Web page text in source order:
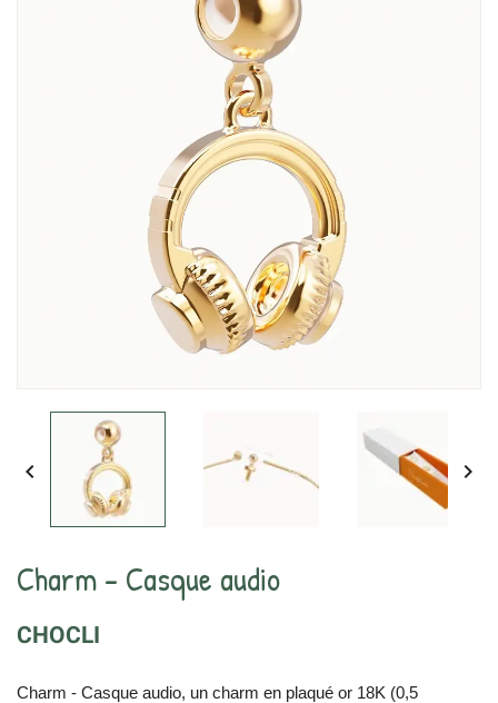
 
Charm - Casque audio
CHOCLI
Charm - Casque audio, un charm en plaqué or 18K (0,5